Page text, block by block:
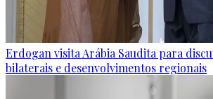
Erdogan visita Arábia Saudita para
bilaterais e desenvolvimentos regionais